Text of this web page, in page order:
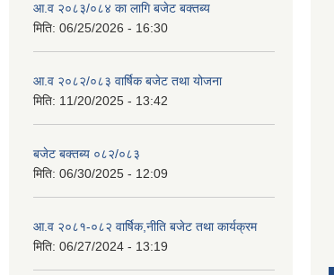
आ.व २०८३/०८४ का लागि बजेट बक्तब्य
मिति: 06/25/2026 - 16:30
आ.व २०८२/०८३ वार्षिक बजेट तथा योजना
मिति: 11/20/2025 - 13:42
बजेट बक्तब्य ०८२/०८३
मिति: 06/30/2025 - 12:09
आ.व २०८१-०८२ वार्षिक,नीति बजेट तथा कार्यक्रम
मिति: 06/27/2024 - 13:19